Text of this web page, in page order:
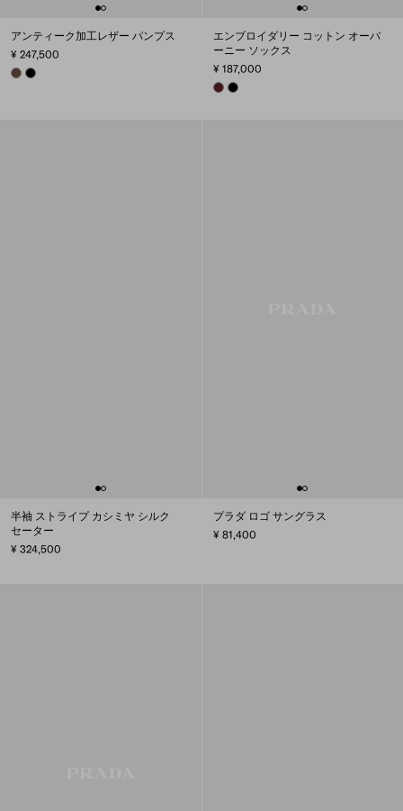
アンティーク加工レザー パンプス
¥ 247,500
COCOA BROWN
BLACK
エンブロイダリー コットン オーバ
ーニー ソックス
¥ 187,000
AMARANTH RED
BLACK
半袖 ストライプ カシミヤ シルク
セーター
¥ 324,500
プラダ ロゴ サングラス
¥ 81,400